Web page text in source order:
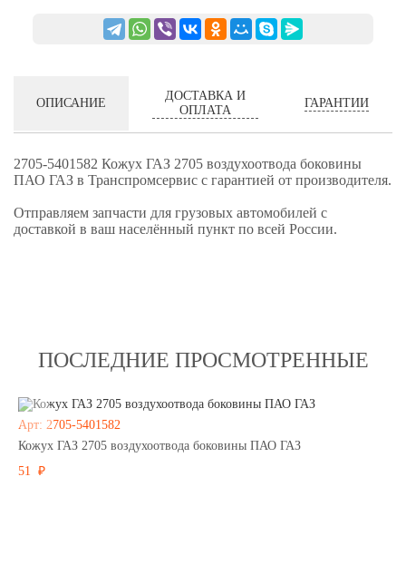
ОПИСАНИЕ
ДОСТАВКА И
ОПЛАТА
ГАРАНТИИ
2705-5401582 Кожух ГАЗ 2705 воздухоотвода боковины
ПАО ГАЗ в Транспромсервис с гарантией от производителя.
Отправляем запчасти для грузовых автомобилей с
доставкой в ваш населённый пункт по всей России.
ПОСЛЕДНИЕ ПРОСМОТРЕННЫЕ
Арт: 2705-5401582
Кожух ГАЗ 2705 воздухоотвода боковины ПАО ГАЗ
51 ₽